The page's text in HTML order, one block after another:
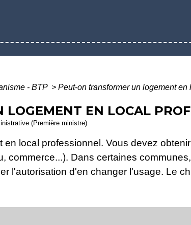
- BTP > Peut-on transformer un logement
EN LOCAL
(Première ministre)
local professionnel. Vous devez
commerce...). Dans certaines
l'autorisation d'en changer l'usage. Le